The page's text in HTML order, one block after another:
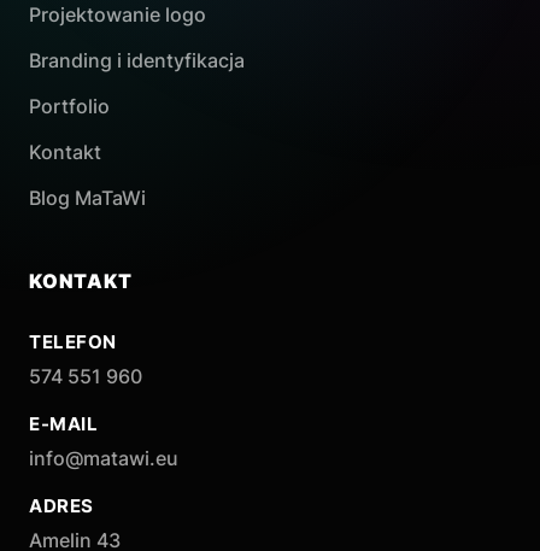
Projektowanie logo
Branding i identyfikacja
Portfolio
Kontakt
Blog MaTaWi
KONTAKT
TELEFON
574 551 960
E-MAIL
info@matawi.eu
ADRES
Amelin 43